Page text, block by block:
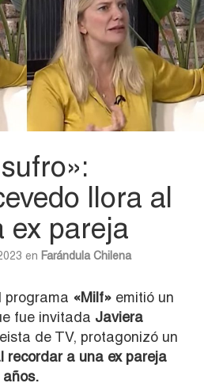
llora al
ex pareja
en Farándula Chilena
programa «Milf» emitió un
fue invitada Javiera
de TV, protagonizó un
recordar a una ex pareja
años.